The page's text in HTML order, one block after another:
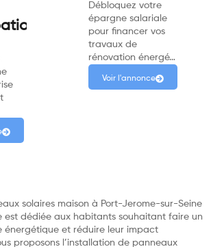
Débloquez votre
épargne salariale
pour financer vos
travaux de
rénovation énergé…
Voir l'annonce
solaires maison à Port-Jerome-sur-Seine
est dédiée aux habitants souhaitant faire un
énergétique et réduire leur impact
proposons l’installation de panneaux